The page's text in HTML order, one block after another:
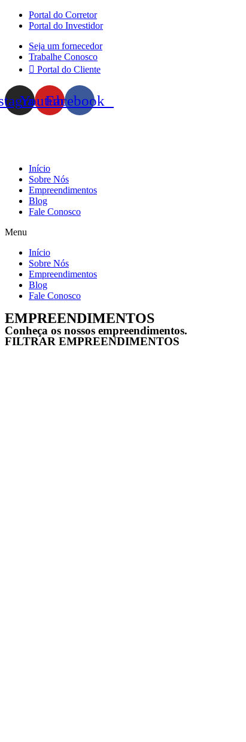
Skip
Portal do Corretor
Portal do Investidor
Seja um fornecedor
Trabalhe Conosco
Portal do Cliente
YoutubeFacebook
Início
Sobre Nós
Empreendimentos
Blog
Fale Conosco
Menu
Início
Sobre Nós
Empreendimentos
Blog
Fale Conosco
EMPREENDIMENTOS
Conheça os nossos empreendimentos.
FILTRAR EMPREENDIMENTOS